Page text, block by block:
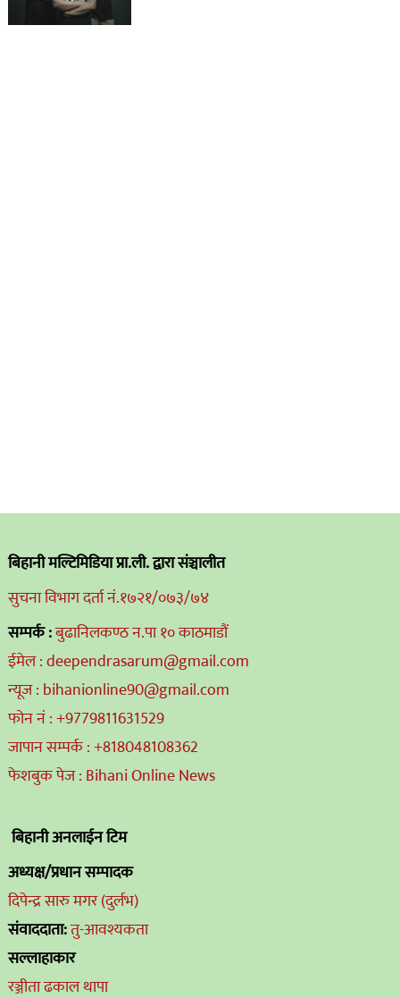
बिहानी मल्टिमिडिया प्रा.ली. द्वारा संञ्चालीत
सुचना विभाग दर्ता नं.१७२१/०७३/७४
सम्पर्क :बुढानिलकण्ठ न.पा १० काठमाडौं
ईमेल : deependrasarum@gmail.com
न्यूज : bihanionline90@gmail.com
फोन नं : +9779811631529
जापान सम्पर्क : +818048108362
फेशबुक पेज : Bihani Online News
बिहानी अनलाईन टिम
अध्यक्ष/प्रधान सम्पादक
दिपेन्द्र सारु मगर (दुर्लभ)
संवाददाता:तु-आवश्यकता
सल्लाहाकार
रञ्जीता ढकाल थापा